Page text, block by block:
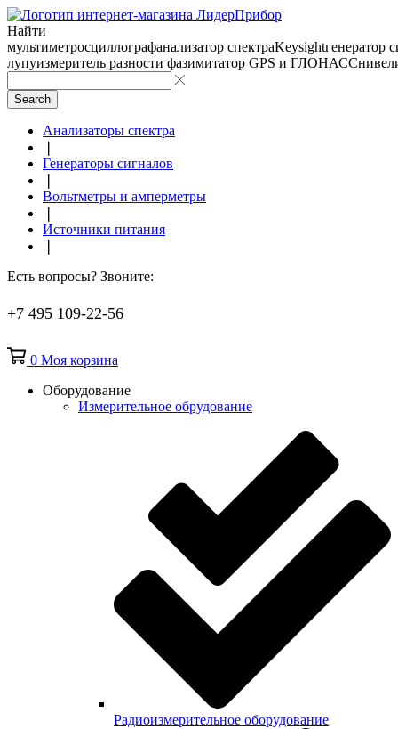
Найти
мультиметросциллографанализатор спектраKeysightгенератор
лупуизмеритель разности фазимитатор GPS и ГЛОНАСС
Search
Анализаторы спектра
Генераторы сигналов
Вольтметры и амперметры
Источники питания
Есть вопросы? Звоните:
+7 495 109-22-56
0 Моя корзина
Оборудование
Измерительное обрудование
Радиоизмерительное оборудование